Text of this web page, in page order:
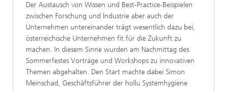
Der Austausch von Wissen und Best-Practice-Beispielen
zwischen Forschung und Industrie aber auch der
Unternehmen untereinander trägt wesentlich dazu bei,
österreichische Unternehmen fit für die Zukunft zu
machen. In diesem Sinne wurden am Nachmittag des
Sommerfestes Vorträge und Workshops zu innovativen
Themen abgehalten. Den Start machte dabei Simon
Meinschad, Geschäftsführer der hollu Systemhygiene